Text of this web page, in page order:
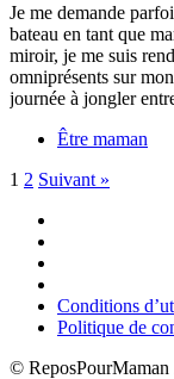
Je me demande
bateau en tant que
miroir, je me suis
omniprésents sur
journée à jongler
Être maman
1 2 Suivant »
Conditions
Politique de
© ReposPourMaman